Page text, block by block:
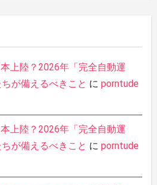
上陸？2026年「完全自動運
が備えるべきこと に porntude
上陸？2026年「完全自動運
が備えるべきこと に porntude